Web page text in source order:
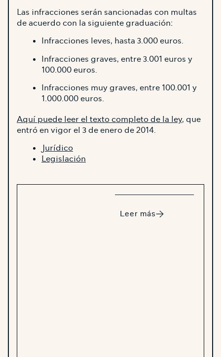
Las infracciones serán sancionadas con multas
de acuerdo con la siguiente graduación:
Infracciones leves, hasta 3.000 euros.
Infracciones graves, entre 3.001 euros y
100.000 euros.
Infracciones muy graves, entre 100.001 y
1.000.000 euros.
Aquí puede leer el texto completo de la ley, que
entró en vigor el 3 de enero de 2014.
Jurídico
Legislación
Leer más